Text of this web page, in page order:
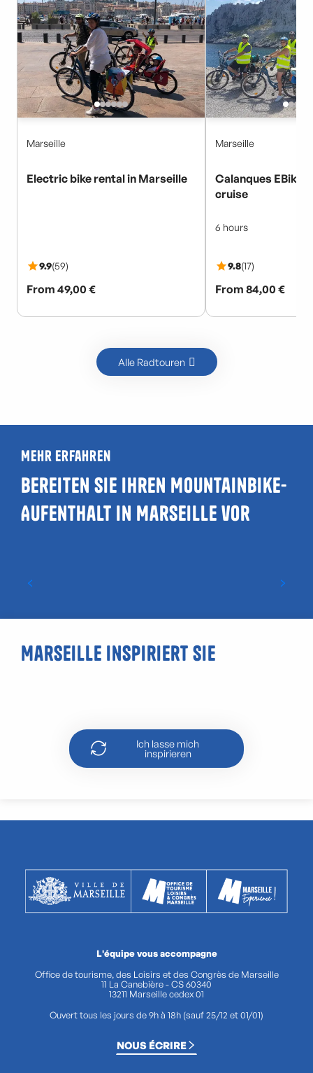
Alle Radtouren
Mehr erfahren
Bereiten Sie Ihren Mountainbike-
Aufenthalt in Marseille vor
Mit dem Fahrrad durch Marseille fahren
Marseille inspiriert Sie
Ich lasse mich
inspirieren
L'équipe vous accompagne
Office de tourisme, des Loisirs et des Congrès de Marseille
11 La Canebière - CS 60340
13211 Marseille cedex 01
Ouvert tous les jours de 9h à 18h (sauf 25/12 et 01/01)
NOUS ÉCRIRE